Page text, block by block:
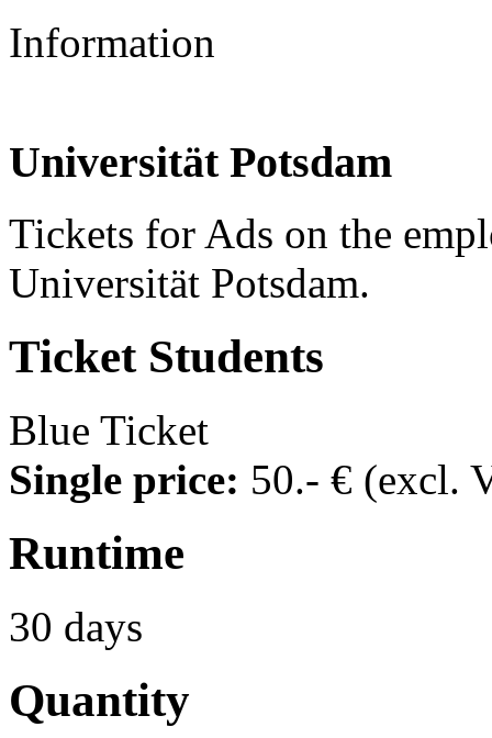
Information
Universität Potsdam
Tickets for Ads on the
Universität Potsdam.
Ticket Students
Blue Ticket
Single price: 50.- € (excl.
Runtime
30 days
Quantity